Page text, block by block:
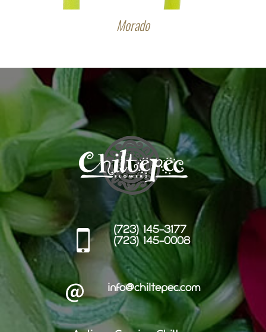
Morado
(723) 145-3177
(723) 145-0008
info@chiltepec.com